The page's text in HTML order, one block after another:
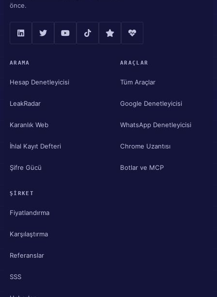
önce.
ARAMA
Hesap Denetleyicisi
LeakRadar
Karanlık Web
İhlal Kayıt Defteri
Şifre Gücü
ARAÇLAR
Tüm Araçlar
Google Denetleyicisi
WhatsApp Denetleyicisi
Chrome Uzantısı
Botlar ve MCP
ŞIRKET
Fiyatlandırma
Karşılaştırma
Referanslar
SSS